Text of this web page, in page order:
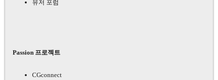
유저 포럼
Passion 프로젝트
CGconnect